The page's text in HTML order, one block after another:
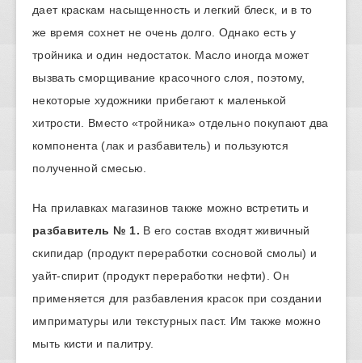
дает краскам насыщенность и легкий блеск, и в то
же время сохнет не очень долго. Однако есть у
тройника и один недостаток. Масло иногда может
вызвать сморщивание красочного слоя, поэтому,
некоторые художники прибегают к маленькой
хитрости. Вместо «тройника» отдельно покупают два
компонента (лак и разбавитель) и пользуются
полученной смесью.
На прилавках магазинов также можно встретить и
разбавитель № 1. В его состав входят живичный
скипидар (продукт переработки сосновой смолы) и
уайт-спирит (продукт переработки нефти). Он
применяется для разбавления красок при создании
имприматуры или текстурных паст. Им также можно
мыть кисти и палитру.